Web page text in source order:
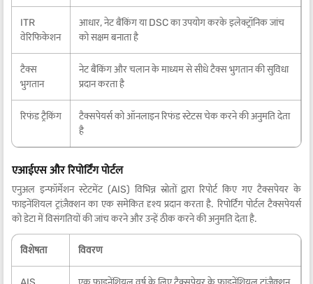
ITR
वेरिफिकेशन
आधार, नेट बैंकिंग या DSC का उपयोग करके इलेक्ट्रॉनिक जांच
को सक्षम बनाता है
टैक्स
भुगतान
नेट बैंकिंग और चलान के माध्यम से सीधे टैक्स भुगतान की सुविधा
प्रदान करता है
रिफंड ट्रैकिंग
टैक्सपेयर्स को ऑनलाइन रिफंड स्टेटस चेक करने की अनुमति देता
है
एआईएस और रिपोर्टिंग पोर्टल
एनुअल इन्फॉर्मेशन स्टेटमेंट (AIS) विभिन्न स्रोतों द्वारा रिपोर्ट किए गए टैक्सपेयर के
फाइनेंशियल ट्रांज़ैक्शन का एक समेकित दृश्य प्रदान करता है. रिपोर्टिंग पोर्टल टैक्सपेयर्स
को डेटा में विसंगतियों की जांच करने और उन्हें ठीक करने की अनुमति देता है.
विशेषता विवरण